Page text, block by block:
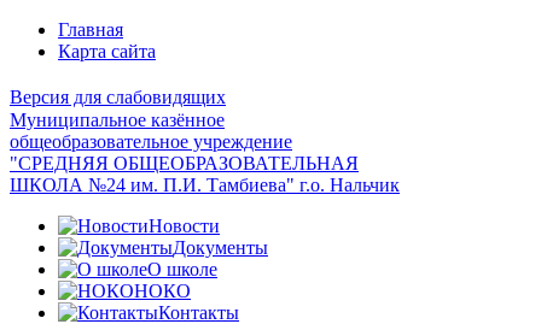
Главная
Карта сайта
Версия для слабовидящих
Муниципальное казённое
общеобразовательное учреждение
"СРЕДНЯЯ ОБЩЕОБРАЗОВАТЕЛЬНАЯ
ШКОЛА №24 им. П.И. Тамбиева" г.о. Нальчик
Новости
Документы
О школе
НОКО
Контакты